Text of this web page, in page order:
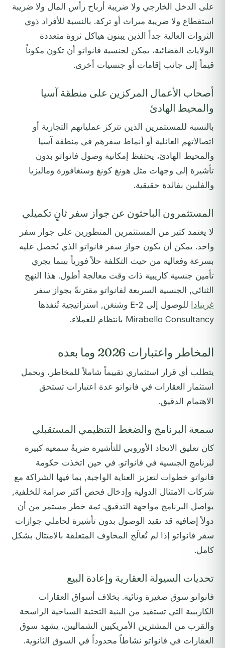
على الدخل الخارجي ولا ضريبة أرباح رأس المال ولا ضريبة
استقطاع ولا ضريبة ميراث أو تركة. بالنسبة للأفراد ذوي
الثروات العالية جداً الذين يبنون هياكل ثروة متعددة
الولايات القضائية، يمكن لجنسية فانواتو أن تكون مكوناً
قيماً إلى جانب إقامات أو جنسيات أخرى.
أصحاب الأعمال المركزين على منطقة آسيا
والمحيط الهادئ
بالنسبة للمستثمرين الذين تتركز عملياتهم التجارية أو
اتصالاتهم العائلية أو أنماط سفرهم في منطقة آسيا
والمحيط الهادئ، يحتفظ إمكانية وصول فانواتو بدون
تأشيرة إلى وجهات مثل هونغ كونغ وسنغافورة وماليزيا
والفلبين بفائدة حقيقية.
المستثمرون الباحثون عن جواز سفر ثانٍ تكميلي
لا يعتمد كثير من المستثمرين المتطورين على جواز سفر
واحد. يمكن أن يكون جواز سفر فانواتو الذي يُحصل عليه
بسرعة وفعالية من حيث التكلفة حلاً فورياً بينما يجري
تأمين جنسية كاريبية ذات وقت معالجة أطول. هذا النهج
الثنائي, الجنسية السريعة لفانواتو مقترنةً بجواز سفر
غرينادا
للوصول إلى E-2 وشنغن, استراتيجية تُنفذها
Mirabello Consultancy بانتظام للعملاء.
المخاطر واعتبارات 2026 وما بعده
يتطلب أي قرار استثماري تقييماً شاملاً للمخاطر، ويحمل
استثمار العقارات في فانواتو عدة اعتبارات تستحق
الاهتمام الدقيق.
سمعة البرنامج والضغط التنظيمي المستقبلي
كان تعليق الاتحاد الأوروبي للتأشيرة ضربةً سمعية كبيرة
لبرنامج الجنسية في فانواتو. في حين اتخذت حكومة
فانواتو خطوات لتعزيز العناية الواجبة, بما فيها الشراكة مع
شركات الامتثال الدولية وإدخال فحص أكثر صرامة للخلفية,
يواصل البرنامج مواجهة التدقيق. ثمة خطر مستمر من أن
دولاً إضافية قد تقيد الوصول بدون تأشيرة لحاملي جوازات
سفر فانواتو إذا لم تُعالَج المخاوف المتعلقة بالامتثال بشكل
كامل.
تحديات السيولة العقارية وإعادة البيع
فانواتو سوق صغيرة ونائية. بخلاف أسواق العقارات
الكاريبية التي تستفيد من البنية التحتية السياحية الراسخة
والقرب من المشترين الأمريكيين الشماليين، يشهد سوق
العقارات في فانواتو نشاطاً محدوداً في السوق الثانوية.